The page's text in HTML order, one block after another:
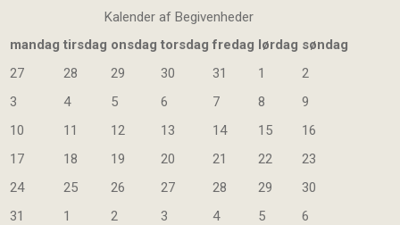
Kalender af Begivenheder
mandag tirsdag onsdag torsdag fredag lørdag søndag
27
28 29 30 31 1
2
3
4 5 6 7 8
9
10
11 12 13 14 15
16
17
18 19 20 21 22
23
24
25 26 27 28 29
30
31
1 2 3 4 5 6